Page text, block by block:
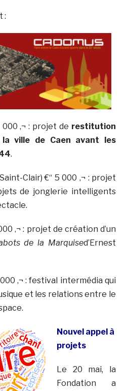
:
000 ‚¬ : projet de restitution
ville de Caen avant les
.
Clair) €“ 5 000 ‚¬ : projet
de jonglerie intelligents
‚¬ : projet de création d’un
de la Marquised’Ernest
000 ‚¬ : festival intermédia qui
et les relations entre le
Nouvel appel à
projets
Le 20 mai, la
Fondation a